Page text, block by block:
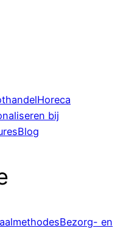
Horeca
bij
Blog
Bezorg- en